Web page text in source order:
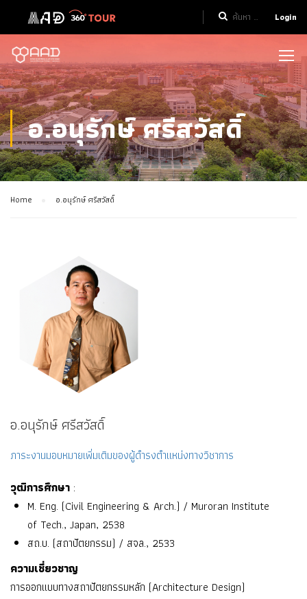
Login
อ.อนุรักษ์ ศรีสวัสดิ์
Home อ.อนุรักษ์ ศรีสวัสดิ์
อ.อนุรักษ์ ศรีสวัสดิ์
ภาระงานมอบหมายเพิ่มเติมของผู้ดำรงตำแหน่งทางวิชาการ
วุฒิการศึกษา :
M. Eng. (Civil Engineering & Arch.) / Muroran Institute
of Tech., Japan, 2538
สถ.บ. (สถาปัตยกรรม) / สจล., 2533
ความเชี่ยวชาญ
การออกแบบทางสถาปัตยกรรมหลัก (Architecture Design)